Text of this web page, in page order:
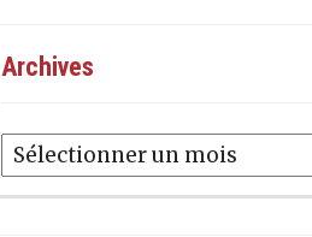
Archives
Archives